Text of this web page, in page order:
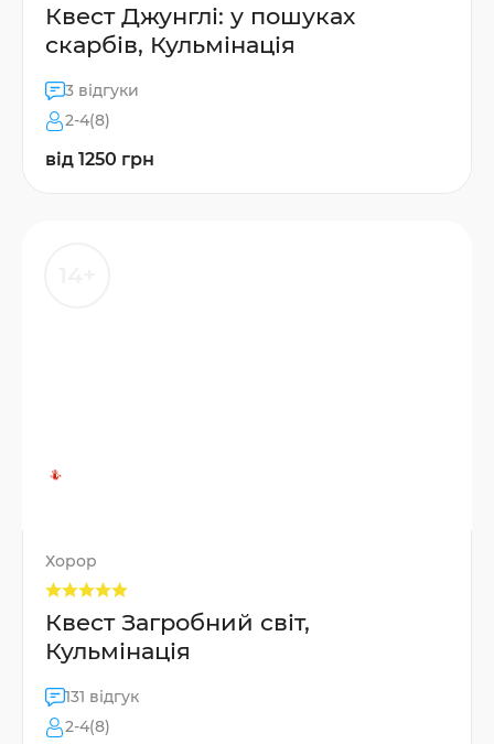
Квест Джунглі: у пошуках
скарбів, Кульмінація
3 відгуки
2-4(8)
від 1250 грн
Хорор
Квест Загробний світ,
Кульмінація
131 відгук
2-4(8)